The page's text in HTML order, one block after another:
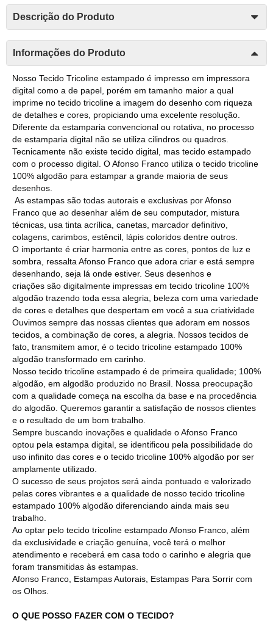
Descrição do Produto
Informações do Produto
Nosso Tecido Tricoline estampado é impresso em impressora
digital como a de papel, porém em tamanho maior a qual
imprime no tecido tricoline a imagem do desenho com riqueza
de detalhes e cores, propiciando uma excelente resolução.
Diferente da estamparia convencional ou rotativa, no processo
de estamparia digital não se utiliza cilindros ou quadros.
Tecnicamente não existe tecido digital, mas tecido estampado
com o processo digital. O Afonso Franco utiliza o tecido tricoline
100% algodão para estampar a grande maioria de seus
desenhos.
As estampas são todas autorais e exclusivas por Afonso
Franco que ao desenhar além de seu computador, mistura
técnicas, usa tinta acrílica, canetas, marcador definitivo,
colagens, carimbos, estêncil, lápis coloridos dentre outros.
O importante é criar harmonia entre as cores, pontos de luz e
sombra, ressalta Afonso Franco que adora criar e está sempre
desenhando, seja lá onde estiver. Seus desenhos e
criações são digitalmente impressas em tecido tricoline 100%
algodão trazendo toda essa alegria, beleza com uma variedade
de cores e detalhes que despertam em você a sua criatividade
Ouvimos sempre das nossas clientes que adoram em nossos
tecidos, a combinação de cores, a alegria. Nossos tecidos de
fato, transmitem amor, é o tecido tricoline estampado 100%
algodão transformado em carinho.
Nosso tecido tricoline estampado é de primeira qualidade; 100%
algodão, em algodão produzido no Brasil. Nossa preocupação
com a qualidade começa na escolha da base e na procedência
do algodão. Queremos garantir a satisfação de nossos clientes
e o resultado de um bom trabalho.
Sempre buscando inovações e qualidade o Afonso Franco
optou pela estampa digital, se identificou pela possibilidade do
uso infinito das cores e o tecido tricoline 100% algodão por ser
amplamente utilizado.
O sucesso de seus projetos será ainda pontuado e valorizado
pelas cores vibrantes e a qualidade de nosso tecido tricoline
estampado 100% algodão diferenciando ainda mais seu
trabalho.
Ao optar pelo tecido tricoline estampado Afonso Franco, além
da exclusividade e criação genuína, você terá o melhor
atendimento e receberá em casa todo o carinho e alegria que
foram transmitidas às estampas.
Afonso Franco, Estampas Autorais, Estampas Para Sorrir com
os Olhos.
O QUE POSSO FAZER COM O TECIDO?